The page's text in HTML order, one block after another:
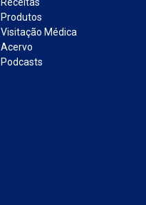
Produtos
Visitação Médica
Acervo
Podcasts